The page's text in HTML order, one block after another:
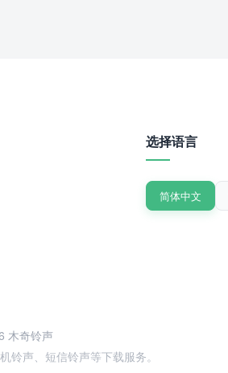
选择语言
简体中文
木奇铃声
铃声、短信铃声等下载服务。